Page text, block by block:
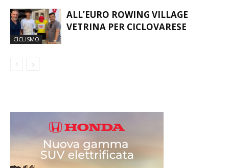
CICLISMO
ALL’EURO ROWING VILLAGE
VETRINA PER CICLOVARESE